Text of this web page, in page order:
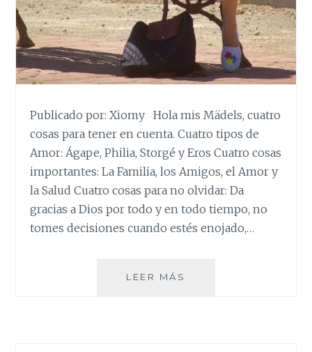
Publicado por: Xiomy Hola mis Mädels, cuatro
cosas para tener en cuenta. Cuatro tipos de
Amor: Ágape, Philia, Storgé y Eros Cuatro cosas
importantes: La Familia, los Amigos, el Amor y
la Salud Cuatro cosas para no olvidar: Da
gracias a Dios por todo y en todo tiempo, no
tomes decisiones cuando estés enojado,…
LEER MÁS